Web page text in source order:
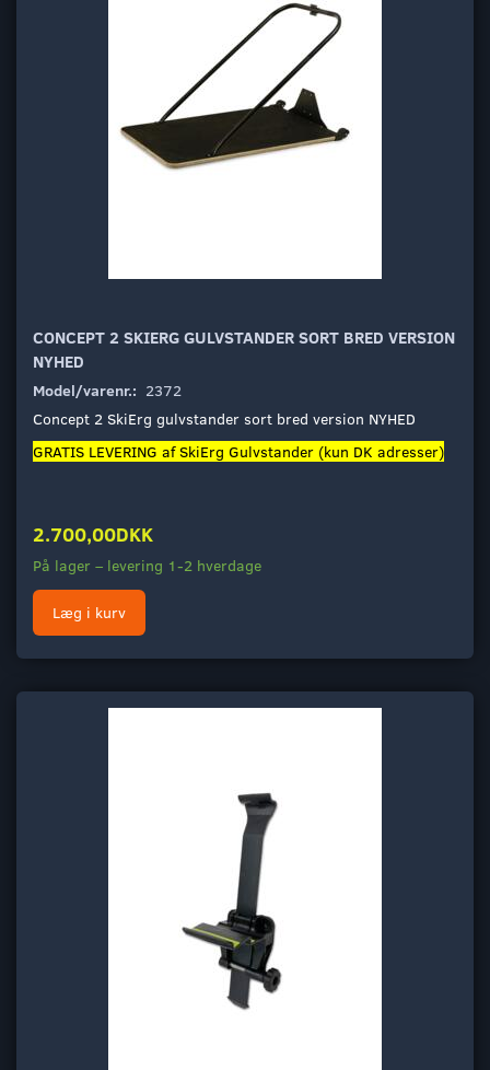
CONCEPT 2 SKIERG GULVSTANDER SORT BRED VERSION
NYHED
Model/varenr.: 2372
Concept 2 SkiErg gulvstander sort bred version NYHED
GRATIS LEVERING af SkiErg Gulvstander (kun DK adresser)
2.700,00DKK
På lager – levering 1-2 hverdage
Læg i kurv